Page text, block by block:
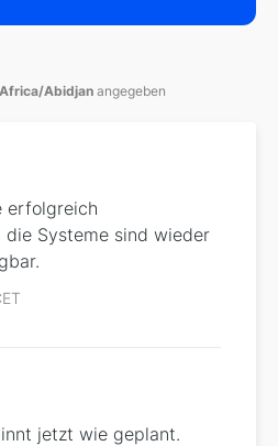
Africa/Abidjan angegeben
erfolgreich
die Systeme sind wieder
jetzt wie geplant.